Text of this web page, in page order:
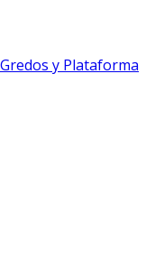
y Plataforma